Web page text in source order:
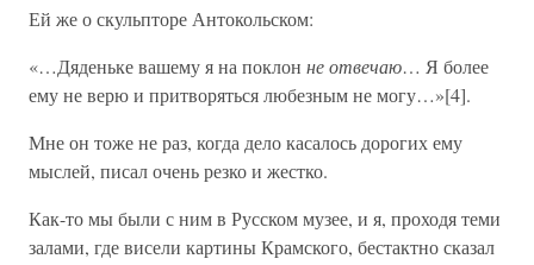
Ей же о скульпторе Антокольском:
«…Дяденьке вашему я на поклон не отвечаю… Я более
ему не верю и притворяться любезным не могу…»[4].
Мне он тоже не раз, когда дело касалось дорогих ему
мыслей, писал очень резко и жестко.
Как-то мы были с ним в Русском музее, и я, проходя теми
залами, где висели картины Крамского, бестактно сказал